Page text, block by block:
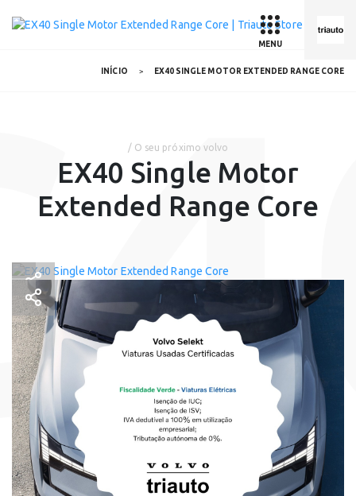
MENU
INÍCIO EX40 SINGLE MOTOR EXTENDED RANGE CORE
/ O seu próximo volvo
EX40 Single Motor
Extended Range Core